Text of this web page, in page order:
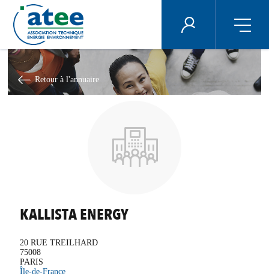
Aller
contenu
principal
ÉNERGIE PLUS
Retour à l'annuaire
KALLISTA ENERGY
20 RUE TREILHARD
75008
PARIS
Île-de-France
Panneau de gestion des cookies